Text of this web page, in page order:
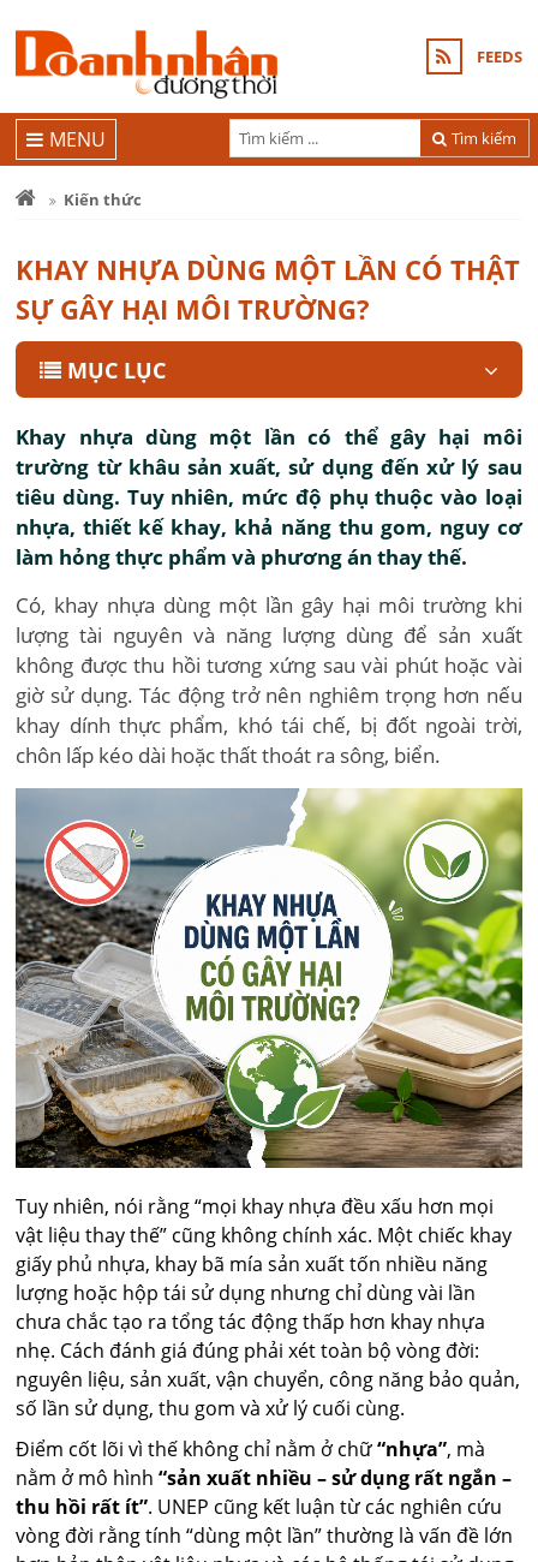
FEEDS
Tìm kiếm
MENU
Kiến thức
KHAY NHỰA DÙNG MỘT LẦN CÓ THẬT
SỰ GÂY HẠI MÔI TRƯỜNG?
MỤC LỤC
Khay nhựa dùng một lần có thể gây hại môi
trường từ khâu sản xuất, sử dụng đến xử lý sau
tiêu dùng. Tuy nhiên, mức độ phụ thuộc vào loại
nhựa, thiết kế khay, khả năng thu gom, nguy cơ
làm hỏng thực phẩm và phương án thay thế.
Có, khay nhựa dùng một lần gây hại môi trường khi
lượng tài nguyên và năng lượng dùng để sản xuất
không được thu hồi tương xứng sau vài phút hoặc vài
giờ sử dụng. Tác động trở nên nghiêm trọng hơn nếu
khay dính thực phẩm, khó tái chế, bị đốt ngoài trời,
chôn lấp kéo dài hoặc thất thoát ra sông, biển.
Tuy nhiên, nói rằng “mọi khay nhựa đều xấu hơn mọi
vật liệu thay thế” cũng không chính xác. Một chiếc khay
giấy phủ nhựa, khay bã mía sản xuất tốn nhiều năng
lượng hoặc hộp tái sử dụng nhưng chỉ dùng vài lần
chưa chắc tạo ra tổng tác động thấp hơn khay nhựa
nhẹ. Cách đánh giá đúng phải xét toàn bộ vòng đời:
nguyên liệu, sản xuất, vận chuyển, công năng bảo quản,
số lần sử dụng, thu gom và xử lý cuối cùng.
Điểm cốt lõi vì thế không chỉ nằm ở chữ“nhựa”, mà
nằm ở mô hình“sản xuất nhiều – sử dụng rất ngắn –
thu hồi rất ít”. UNEP cũng kết luận từ các nghiên cứu
vòng đời rằng tính “dùng một lần” thường là vấn đề lớn